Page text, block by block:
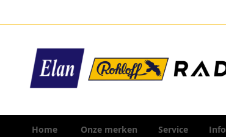
naar
inhoud
Home Onze merken Service Info